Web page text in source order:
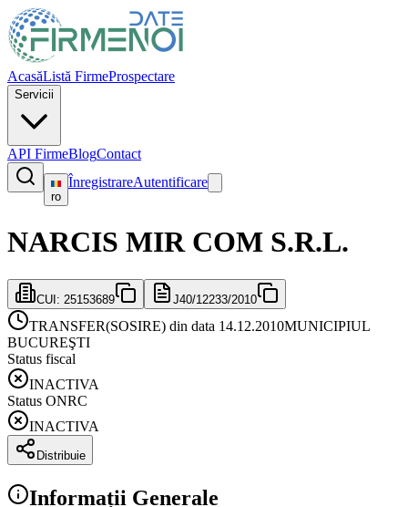
AcasăListă FirmeProspectare
Servicii
API FirmeBlogContact
ro
ÎnregistrareAutentificare
NARCIS MIR COM S.R.L.
CUI: 25153689 J40/12233/2010
TRANSFER(SOSIRE) din data 14.12.2010MUNICIPIUL
BUCUREŞTI
Status fiscal
INACTIVA
Status ONRC
INACTIVA
Distribuie
Informații Generale